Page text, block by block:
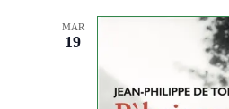
MAR
19